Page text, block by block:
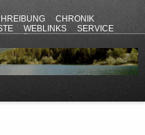
CHRONIK
WEBLINKS
SERVICE